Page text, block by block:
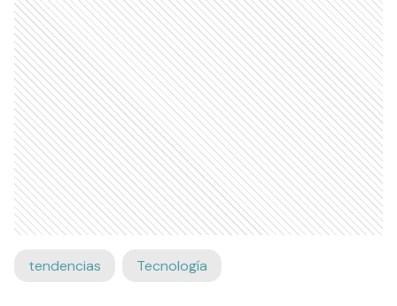
tendencias Tecnología